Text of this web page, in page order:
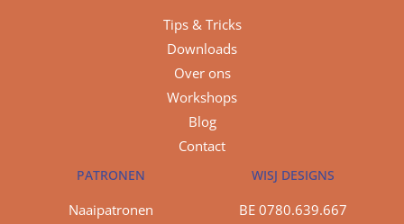
Tips & Tricks
Downloads
Over ons
Workshops
Blog
Contact
PATRONEN
Naaipatronen
WISJ DESIGNS
BE 0780.639.667